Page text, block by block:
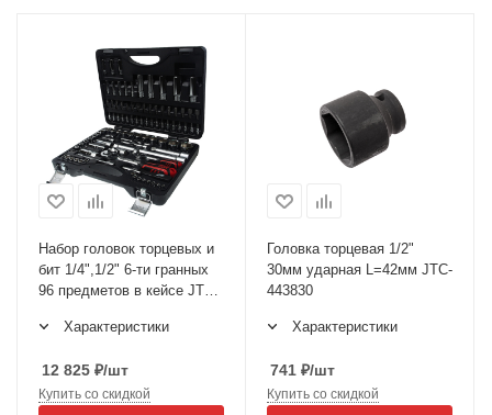
Набор головок торцевых и
бит 1/4",1/2" 6-ти гранных
96 предметов в кейсе JTC-
Характеристики
12 825 ₽/шт
Купить со скидкой
Головка торцевая 1/2"
30мм ударная L=42мм JTC-
443830
Характеристики
741 ₽/шт
Купить со скидкой